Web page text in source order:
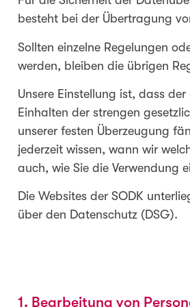
besteht bei der Übertragung
Sollten einzelne Regelungen
werden, bleiben die übrigen
Unsere Einstellung ist, dass
Einhalten der strengen
unserer festen Überzeugung
jederzeit wissen, wann wir
auch, wie Sie die Verwendung
Die Websites der SODK
über den Datenschutz (DSG).
1. Bearbeitung von